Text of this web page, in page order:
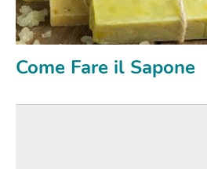
Come Fare il Sapone